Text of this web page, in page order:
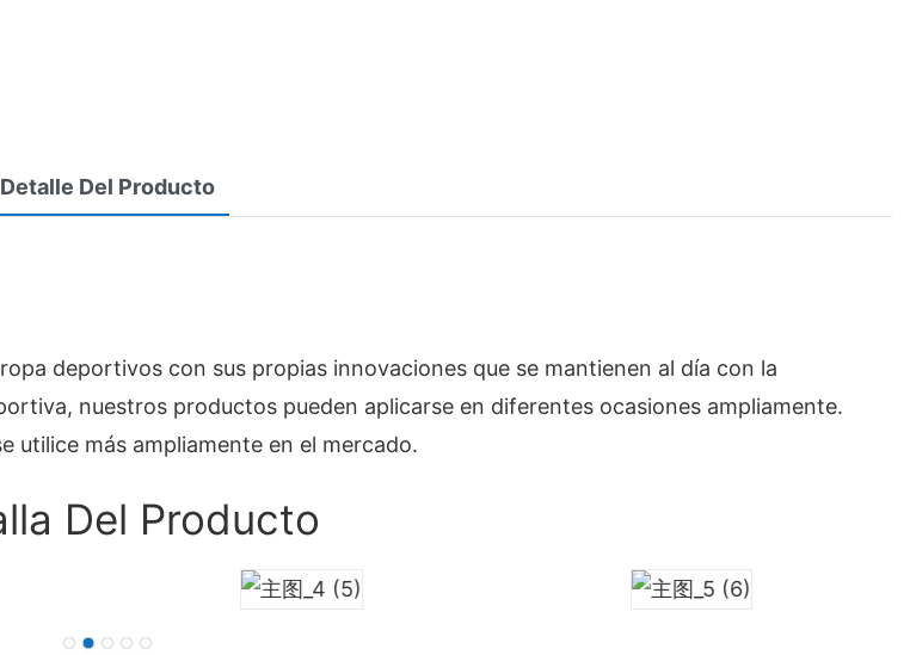
Detalle Del Producto
deportivos con sus propias innovaciones que se mantienen al día con la
nuestros productos pueden aplicarse en diferentes ocasiones ampliamente.
utilice más ampliamente en el mercado.
Del Producto